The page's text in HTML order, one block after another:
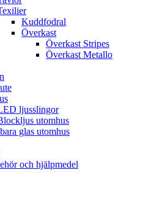
Kuddfodral
Överkast
Överkast Stripes
Överkast Metallo
ljusslingor
utomhus
glas utomhus
och hjälpmedel